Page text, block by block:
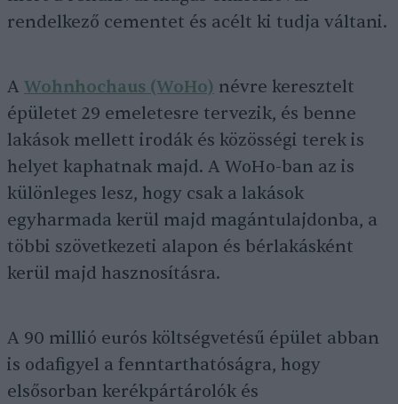
rendelkező cementet és acélt ki tudja váltani.
A Wohnhochaus (WoHo) névre keresztelt
épületet 29 emeletesre tervezik, és benne
lakások mellett irodák és közösségi terek is
helyet kaphatnak majd. A WoHo-ban az is
különleges lesz, hogy csak a lakások
egyharmada kerül majd magántulajdonba, a
többi szövetkezeti alapon és bérlakásként
kerül majd hasznosításra.
A 90 millió eurós költségvetésű épület abban
is odafigyel a fenntarthatóságra, hogy
elsősorban kerékpártárolók és